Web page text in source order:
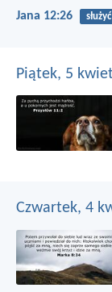
Jana 12:26 służyć
Piątek, 5
Czwartek, 4